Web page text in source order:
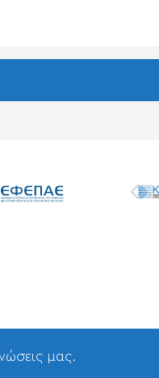
μας.